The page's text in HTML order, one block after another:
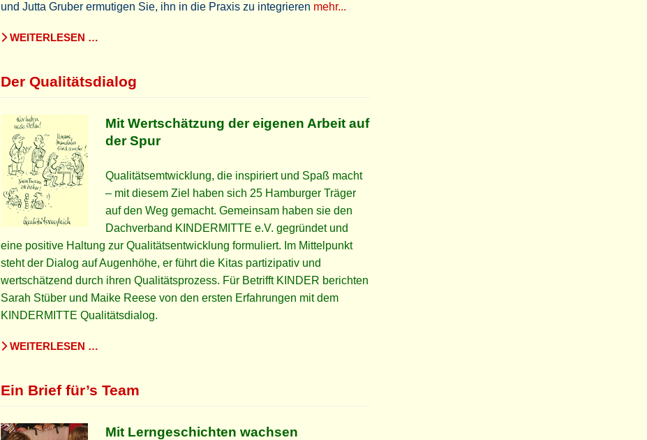
und Jutta Gruber ermutigen Sie, ihn in die Praxis zu integrieren mehr...
WEITERLESEN …
Der Qualitätsdialog
Mit Wertschätzung der eigenen Arbeit auf
der Spur
Qualitätsemtwicklung, die inspiriert und Spaß macht
– mit diesem Ziel haben sich 25 Hamburger Träger
auf den Weg gemacht. Gemeinsam haben sie den
Dachverband KINDERMITTE e.V. gegründet und
eine positive Haltung zur Qualitätsentwicklung formuliert. Im Mittelpunkt
steht der Dialog auf Augenhöhe, er führt die Kitas partizipativ und
wertschätzend durch ihren Qualitätsprozess. Für Betrifft KINDER berichten
Sarah Stüber und Maike Reese von den ersten Erfahrungen mit dem
KINDERMITTE Qualitätsdialog.
WEITERLESEN …
Ein Brief für’s Team
Mit Lerngeschichten wachsen